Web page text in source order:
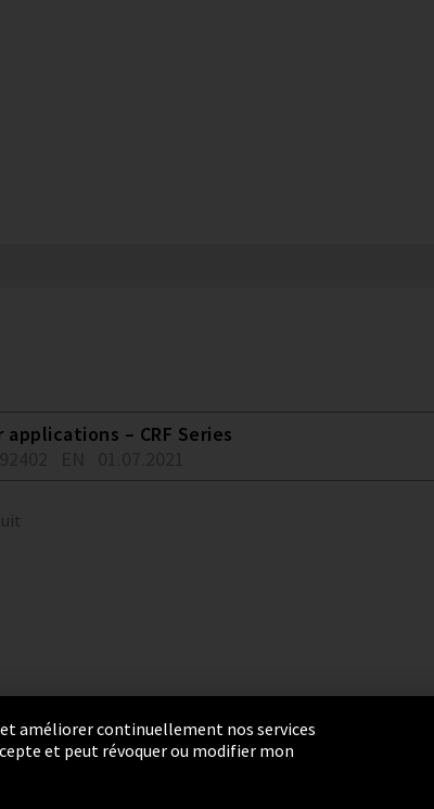
– CRF Series
améliorer continuellement nos services
et peut révoquer ou modifier mon